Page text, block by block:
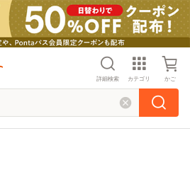
詳細検索 カテゴリ かご